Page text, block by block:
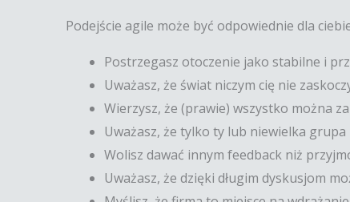
Podejście agile może być odpowiednie dla
Postrzegasz otoczenie jako stabilne i
Uważasz, że świat niczym cię nie
Wierzysz, że (prawie) wszystko można
Uważasz, że tylko ty lub niewielka
Wolisz dawać innym feedback niż
Uważasz, że dzięki długim dyskusjom